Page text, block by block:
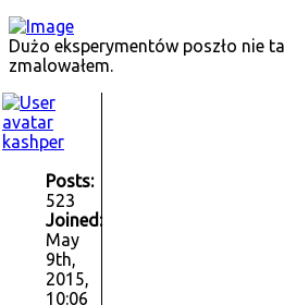
Dużo eksperymentów poszło nie
zmalowałem.
kashper
Posts:
523
Joined:
May
9th,
2015,
10:06